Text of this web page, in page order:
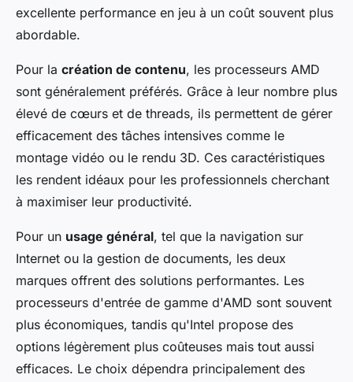
excellente performance en jeu à un coût souvent plus
abordable.
Pour la création de contenu, les processeurs AMD
sont généralement préférés. Grâce à leur nombre plus
élevé de cœurs et de threads, ils permettent de gérer
efficacement des tâches intensives comme le
montage vidéo ou le rendu 3D. Ces caractéristiques
les rendent idéaux pour les professionnels cherchant
à maximiser leur productivité.
Pour un usage général, tel que la navigation sur
Internet ou la gestion de documents, les deux
marques offrent des solutions performantes. Les
processeurs d'entrée de gamme d'AMD sont souvent
plus économiques, tandis qu'Intel propose des
options légèrement plus coûteuses mais tout aussi
efficaces. Le choix dépendra principalement des